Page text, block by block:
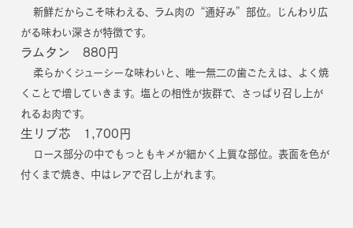
新鮮だからこそ味わえる、ラム肉の“通好み”部位。じんわり広
がる味わい深さが特徴です。
ラムタン 880円
柔らかくジューシーな味わいと、唯一無二の歯ごたえは、よく焼
くことで増していきます。塩との相性が抜群で、さっぱり召し上が
れるお肉です。
生リブ芯 1,700円
ロース部分の中でもっともキメが細かく上質な部位。表面を色が
付くまで焼き、中はレアで召し上がれます。